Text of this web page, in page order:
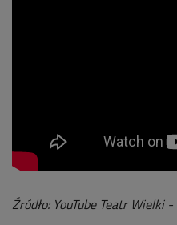
Źródło: YouTube Teatr Wielki